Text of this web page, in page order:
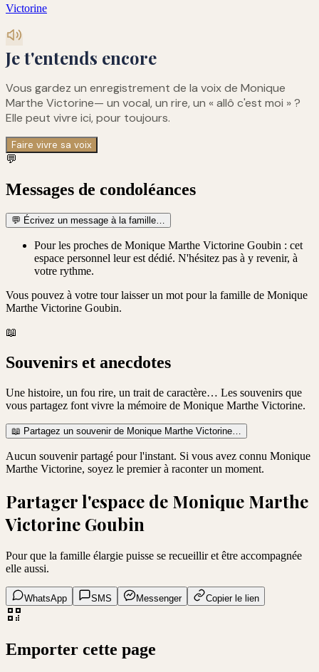
Victorine
Je t'entends encore
Vous gardez un enregistrement de la voix de Monique
Marthe Victorine— un vocal, un rire, un « allô c'est moi » ?
Elle peut vivre ici, pour toujours.
Faire vivre sa voix
💬
Messages de condoléances
💬 Écrivez un message à la famille…
Pour les proches de Monique Marthe Victorine Goubin : cet
espace personnel leur est dédié. N'hésitez pas à y revenir, à
votre rythme.
Vous pouvez à votre tour laisser un mot pour la famille de Monique
Marthe Victorine Goubin.
📖
Souvenirs et anecdotes
Une histoire, un fou rire, un trait de caractère… Les souvenirs que
vous partagez font vivre la mémoire de Monique Marthe Victorine.
📖 Partagez un souvenir de Monique Marthe Victorine…
Aucun souvenir partagé pour l'instant. Si vous avez connu Monique
Marthe Victorine, soyez le premier à raconter un moment.
Partager l'espace de Monique Marthe
Victorine Goubin
Pour que la famille élargie puisse se recueillir et être accompagnée
elle aussi.
WhatsApp SMS Messenger Copier le lien
Emporter cette page